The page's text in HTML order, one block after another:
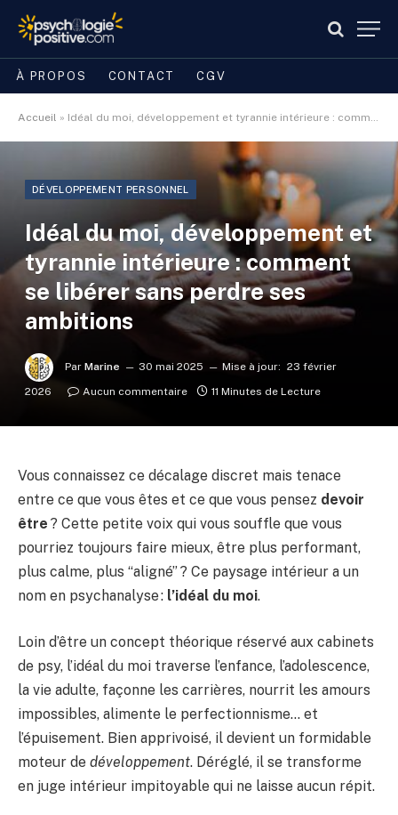
À PROPOS CONTACT CGV
Accueil » Idéal du moi, développement et tyrannie intérieure : comment se libérer sans perdre ses ambitions
DÉVELOPPEMENT PERSONNEL
Idéal du moi, développement et
tyrannie intérieure : comment
se libérer sans perdre ses
ambitions
Par Marine 30 mai 2025 Mise à jour: 23 février
2026
Aucun commentaire 11 Minutes de Lecture
Vous connaissez ce décalage discret mais tenace
entre ce que vous êtes et ce que vous pensez devoir
être ? Cette petite voix qui vous souffle que vous
pourriez toujours faire mieux, être plus performant,
plus calme, plus “aligné” ? Ce paysage intérieur a un
nom en psychanalyse : l’idéal du moi.
Loin d’être un concept théorique réservé aux cabinets
de psy, l’idéal du moi traverse l’enfance, l’adolescence,
la vie adulte, façonne les carrières, nourrit les amours
impossibles, alimente le perfectionnisme… et
l’épuisement. Bien apprivoisé, il devient un formidable
moteur de développement. Déréglé, il se transforme
en juge intérieur impitoyable qui ne laisse aucun répit.